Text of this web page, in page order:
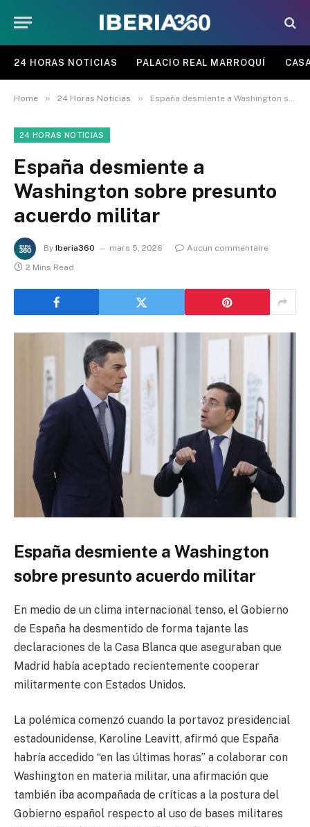
24 HORAS NOTICIAS PALACIO REAL MARROQUÍ
Home » 24 Horas Noticias » España desmiente a Washington sobre presunto acuerdo militar
24 HORAS NOTICIAS
España desmiente a
Washington sobre presunto
acuerdo militar
By Iberia360 mars 5, 2026
Aucun commentaire
2 Mins Read
España desmiente a Washington
sobre presunto acuerdo militar
En medio de un clima internacional tenso, el Gobierno
de España ha desmentido de forma tajante las
declaraciones de la Casa Blanca que aseguraban que
Madrid había aceptado recientemente cooperar
militarmente con Estados Unidos.
La polémica comenzó cuando la portavoz presidencial
estadounidense, Karoline Leavitt, afirmó que España
habría accedido “en las últimas horas” a colaborar con
Washington en materia militar, una afirmación que
también iba acompañada de críticas a la postura del
Gobierno español respecto al uso de bases militares